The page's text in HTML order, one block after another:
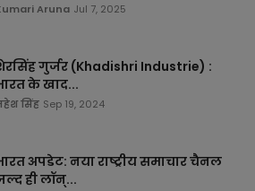
Aruna Jul 7, 2025
गुर्जर (Khadishri Industrie) :
के खाद...
सिंह Sep 19, 2024
अपडेट: नया राष्ट्रीय समाचार चैनल
ही लॉन्...